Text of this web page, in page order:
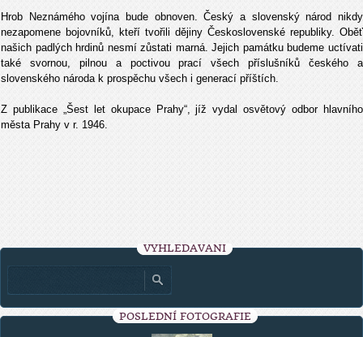
Hrob Neznámého vojína bude obnoven. Český a slovenský národ nikdy
nezapomene bojovníků, kteří tvořili dějiny Československé republiky. Oběť
našich padlých hrdinů nesmí zůstati marná. Jejich památku budeme uctívati
také svornou, pilnou a poctivou prací všech příslušníků českého a
slovenského národa k prospěchu všech i generací příštích.
Z publikace „Šest let okupace Prahy“, jíž vydal osvětový odbor hlavního
města Prahy v r. 1946.
VYHLEDÁVÁNÍ
POSLEDNÍ FOTOGRAFIE